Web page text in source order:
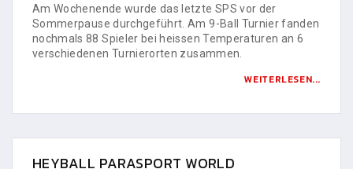
Am Wochenende wurde das letzte SPS vor der
Sommerpause durchgeführt. Am 9-Ball Turnier fanden
nochmals 88 Spieler bei heissen Temperaturen an 6
verschiedenen Turnierorten zusammen.
WEITERLESEN...
HEYBALL PARASPORT WORLD